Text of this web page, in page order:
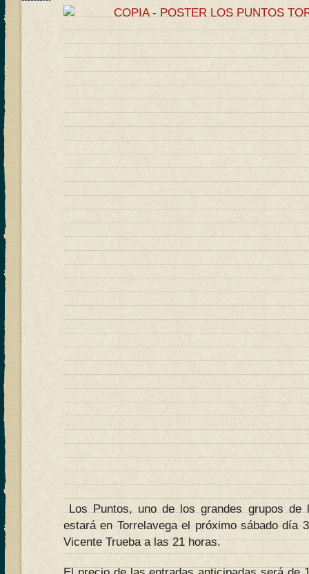
Los Puntos, uno de los grandes grupos
estará en Torrelavega el próximo sábado día
Vicente Trueba a las 21 horas.